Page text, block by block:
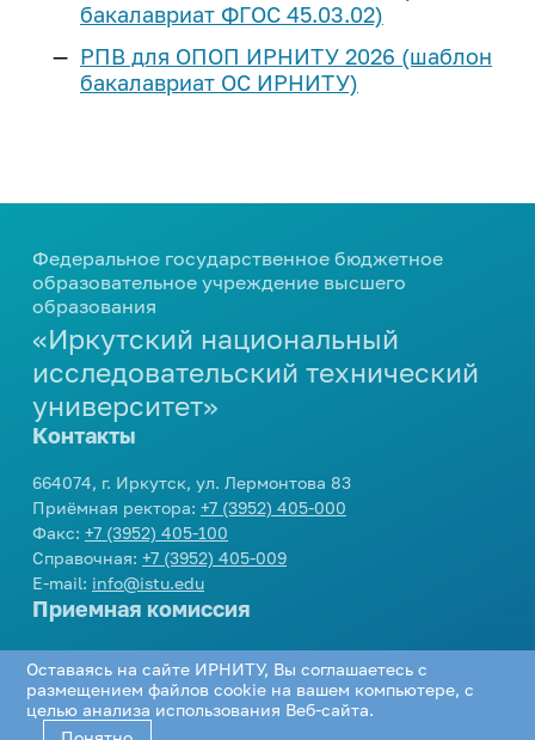
бакалавриат ФГОС 45.03.02)
РПВ для ОПОП ИРНИТУ 2026 (шаблон
бакалавриат ОС ИРНИТУ)
Федеральное государственное бюджетное
образовательное учреждение высшего
образования
«Иркутский национальный
исследовательский технический
университет»
Контакты
664074, г. Иркутск, ул. Лермонтова 83
Приёмная ректора: +7 (3952) 405-000
Факс: +7 (3952) 405-100
Справочная: +7 (3952) 405-009
E-mail: info@istu.edu
Приемная комиссия
Телефон:+7 (3952) 405-405,8 800 1005405
E-mail:cpk@istu.edu
Соцсети
Оставаясь на сайте ИРНИТУ, Вы соглашаетесь с
размещением файлов cookie на вашем компьютере, с
целью анализа использования Веб-сайта.